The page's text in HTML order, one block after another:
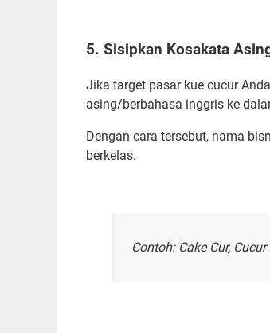
5. Sisipkan Kosakata
Jika target pasar kue cucur
asing/berbahasa inggris ke
Dengan cara tersebut, nama
berkelas.
Contoh: Cake Cur,